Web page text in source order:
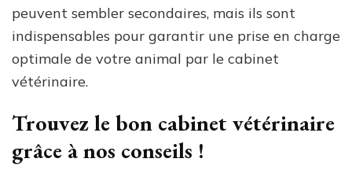
peuvent sembler secondaires, mais ils sont
indispensables pour garantir une prise en charge
optimale de votre animal par le cabinet
vétérinaire.
Trouvez le bon cabinet vétérinaire
grâce à nos conseils !